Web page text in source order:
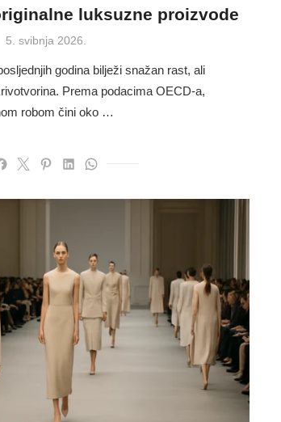
luksuzne proizvode
Posted
5. svibnja 2026.
godina bilježi snažan rast, ali
Prema podacima OECD-a,
robom čini oko …